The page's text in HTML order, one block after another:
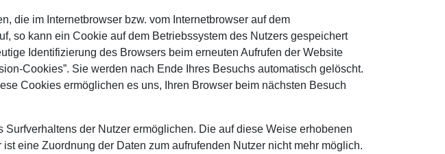
die im Internetbrowser bzw. vom Internetbrowser auf dem
so kann ein Cookie auf dem Betriebssystem des Nutzers gespeichert
Identifizierung des Browsers beim erneuten Aufrufen der Website
Cookies”. Sie werden nach Ende Ihres Besuchs automatisch gelöscht.
Cookies ermöglichen es uns, Ihren Browser beim nächsten Besuch
der Nutzer ermöglichen. Die auf diese Weise erhobenen
eine Zuordnung der Daten zum aufrufenden Nutzer nicht mehr möglich.